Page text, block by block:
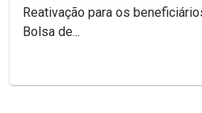
Reativação para os
Bolsa de...